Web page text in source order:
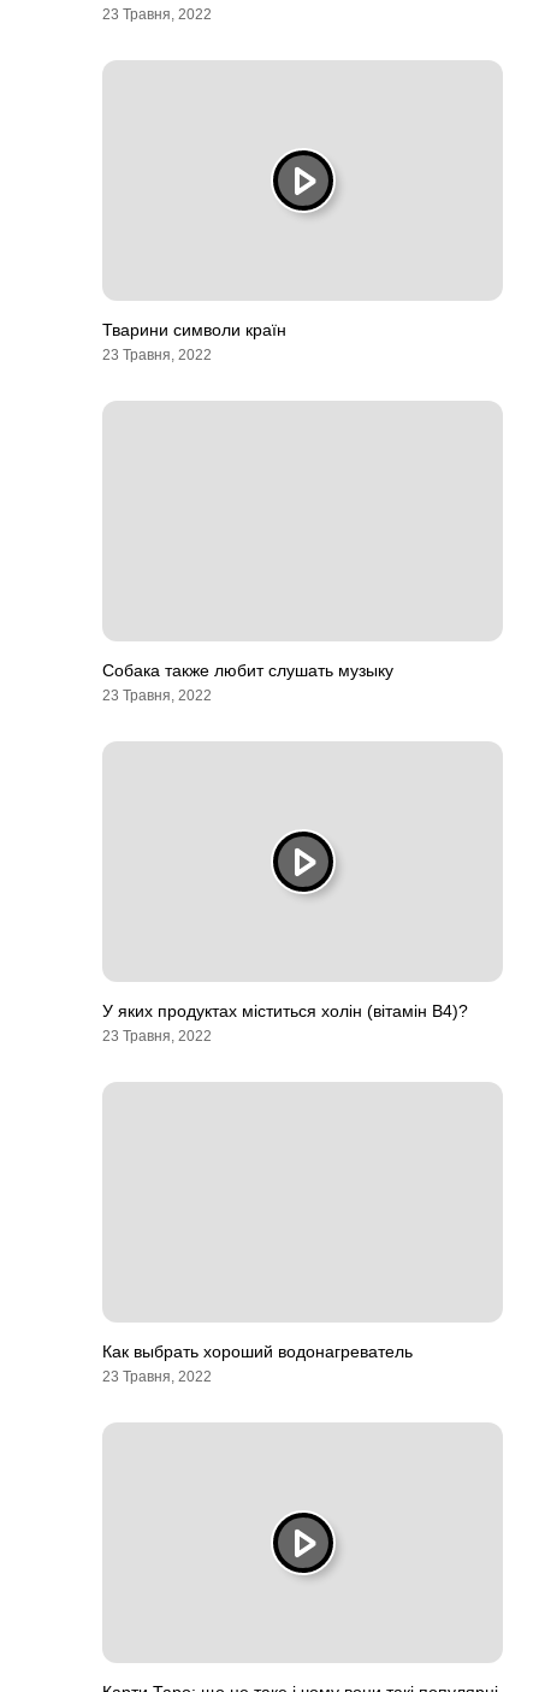
23 Травня, 2022
Тварини символи країн
23 Травня, 2022
Собака также любит слушать музыку
23 Травня, 2022
У яких продуктах міститься холін (вітамін В4)?
23 Травня, 2022
Как выбрать хороший водонагреватель
23 Травня, 2022